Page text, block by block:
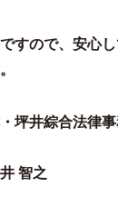
すので、安心
坪井綜合法律
智之